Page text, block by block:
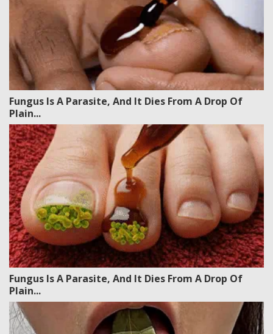
Fungus Is A Parasite, And It Dies From A Drop Of
Plain...
Fungus Is A Parasite, And It Dies From A Drop Of
Plain...